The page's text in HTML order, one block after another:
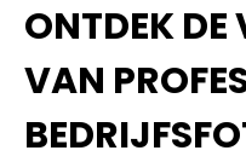
ONTDEK DE
VAN